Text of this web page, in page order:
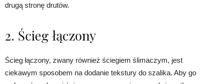
drugą stronę drutów.
2. Ścieg łączony
Ścieg łączony, zwany również ściegiem ślimaczym, jest
ciekawym sposobem na dodanie tekstury do szalika. Aby go